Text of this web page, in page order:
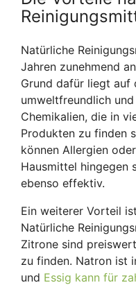
Weißwäsche
Schuhpflege
Böden sauber
Reinigung von
Mülleimern
Natürliche
Jahren zunehmend
Grund dafür liegt auf
umweltfreundlich
Chemikalien, die in
Produkten zu finden
können Allergien
Hausmittel hingegen
ebenso effektiv.
Ein weiterer Vorteil
Natürliche
Zitrone sind
zu finden. Natron ist
und Essig kann für